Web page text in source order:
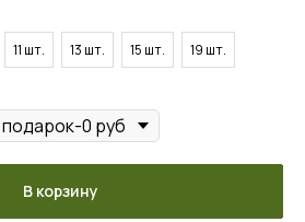
11 шт. 13 шт. 15 шт. 19 шт.
В корзину